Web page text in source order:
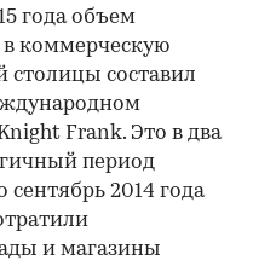
года объем
коммерческую
столицы составил
Frank. Это в два
период
сентябрь 2014 года
и магазины